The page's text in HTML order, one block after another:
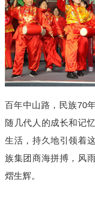
百年中山路，民族70
随几代人的成长和记
生活，持久地引领着
族集团商海拼搏，风
熠生辉。